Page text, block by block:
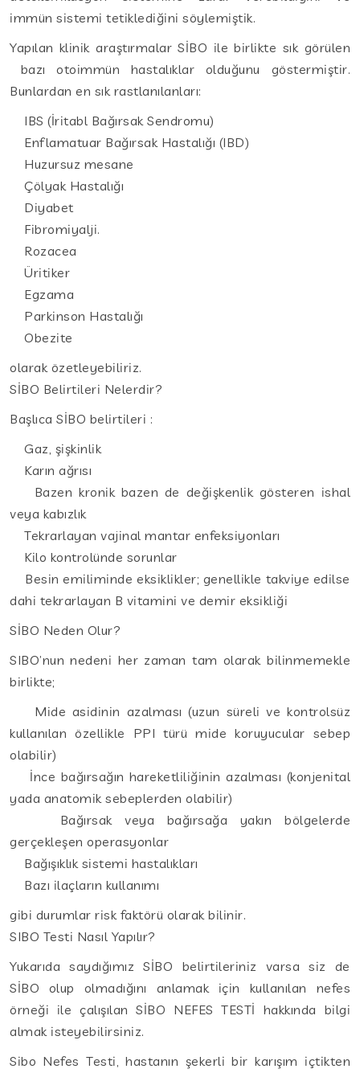
immün sistemi tetiklediğini söylemiştik.
Yapılan klinik araştırmalar SİBO ile birlikte sık görülen
bazı otoimmün hastalıklar olduğunu göstermiştir.
Bunlardan en sık rastlanılanları:
IBS (İritabl Bağırsak Sendromu)
Enflamatuar Bağırsak Hastalığı (IBD)
Huzursuz mesane
Çölyak Hastalığı
Diyabet
Fibromiyalji.
Rozacea
Üritiker
Egzama
Parkinson Hastalığı
Obezite
olarak özetleyebiliriz.
SİBO Belirtileri Nelerdir?
Başlıca SİBO belirtileri :
Gaz, şişkinlik
Karın ağrısı
Bazen kronik bazen de değişkenlik gösteren ishal
veya kabızlık
Tekrarlayan vajinal mantar enfeksiyonları
Kilo kontrolünde sorunlar
Besin emiliminde eksiklikler; genellikle takviye edilse
dahi tekrarlayan B vitamini ve demir eksikliği
SİBO Neden Olur?
SIBO’nun nedeni her zaman tam olarak bilinmemekle
birlikte;
Mide asidinin azalması (uzun süreli ve kontrolsüz
kullanılan özellikle PPI türü mide koruyucular sebep
olabilir)
İnce bağırsağın hareketliliğinin azalması (konjenital
yada anatomik sebeplerden olabilir)
Bağırsak veya bağırsağa yakın bölgelerde
gerçekleşen operasyonlar
Bağışıklık sistemi hastalıkları
Bazı ilaçların kullanımı
gibi durumlar risk faktörü olarak bilinir.
SIBO Testi Nasıl Yapılır?
Yukarıda saydığımız SİBO belirtileriniz varsa siz de
SİBO olup olmadığını anlamak için kullanılan nefes
örneği ile çalışılan SİBO NEFES TESTİ hakkında bilgi
almak isteyebilirsiniz.
Sibo Nefes Testi, hastanın şekerli bir karışım içtikten